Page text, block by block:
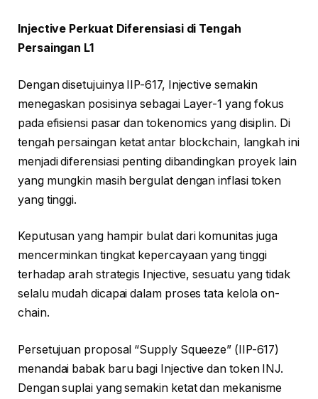
Injective Perkuat Diferensiasi di Tengah
Persaingan L1
Dengan disetujuinya IIP-617, Injective semakin
menegaskan posisinya sebagai Layer-1 yang fokus
pada efisiensi pasar dan tokenomics yang disiplin. Di
tengah persaingan ketat antar blockchain, langkah ini
menjadi diferensiasi penting dibandingkan proyek lain
yang mungkin masih bergulat dengan inflasi token
yang tinggi.
Keputusan yang hampir bulat dari komunitas juga
mencerminkan tingkat kepercayaan yang tinggi
terhadap arah strategis Injective, sesuatu yang tidak
selalu mudah dicapai dalam proses tata kelola on-
chain.
Persetujuan proposal “Supply Squeeze” (IIP-617)
menandai babak baru bagi Injective dan token INJ.
Dengan suplai yang semakin ketat dan mekanisme